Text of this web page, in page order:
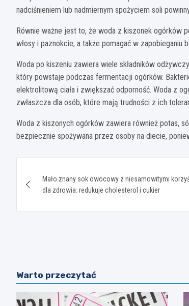
nadciśnieniem lub nadmiernym spożyciem soli
Równie ważne jest to, że woda z kiszonek ogórków
włosy i paznokcie, a także pomagać w zapobieganiu
Woda po kiszeniu zawiera wiele składników
który powstaje podczas fermentacji ogórków.
elektrolitową ciała i zwiększać odporność. Woda z
zwłaszcza dla osób, które mają trudności z ich
Woda z kiszonych ogórków zawiera również potas,
bezpiecznie spożywana przez osoby na diecie,
wpisuMało znany sok owocowy z niesamowitymi
dla zdrowia: redukuje cholesterol i cukier
Warto przeczytać